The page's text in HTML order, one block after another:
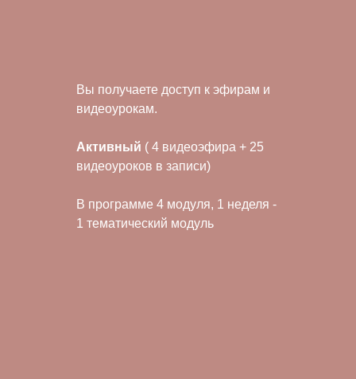
Вы получаете доступ к эфирам и
видеоурокам.
Активный ( 4 видеоэфира + 25
видеоуроков в записи)
В программе 4 модуля, 1 неделя -
1 тематический модуль